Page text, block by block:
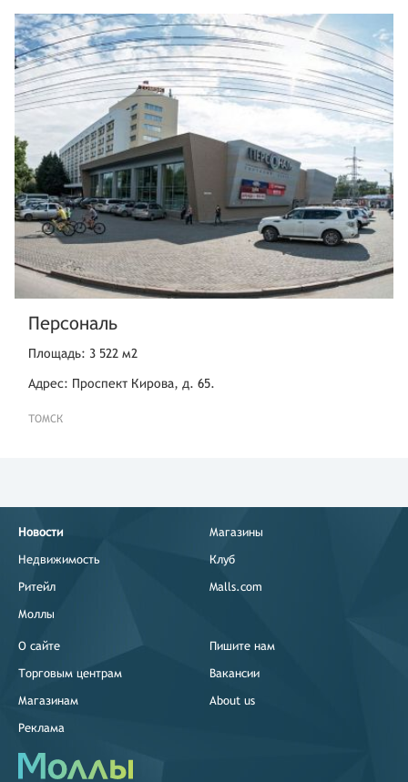
Персональ
Площадь: 3 522 м2
Адрес: Проспект Кирова, д. 65.
ТОМСК
Новости
Недвижимость
Ритейл
Моллы
Магазины
Клуб
Malls.com
О сайте
Торговым центрам
Магазинам
Реклама
Пишите нам
Вакансии
About us